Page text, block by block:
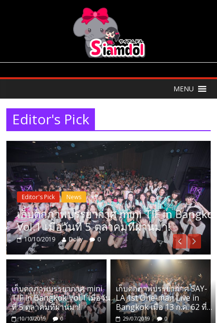
MENU
Editor's Pick
News
าพบรรยากาศ mini TIF in Bangkok
มื่อวันที่ 5 ตุลาคมที่ผ่านมา!
Dolly 0
Editor's Pick
เก็บตกภ
man
ผ่านมา!
29/07/2019
เก็บตกภาพบรรยากาศ mini
TIF in Bangkok Vol.1 เมื่อวัน
ที่ 5 ตุลาคมที่ผ่านมา!
10/10/2019 0
เก็บตกภาพบรรยากาศ SAY-
LA 1st One-man Live in
Bangkok เมื่อ 13 ก.ค. 62 ที่
ผ่านมา!
29/07/2019 0